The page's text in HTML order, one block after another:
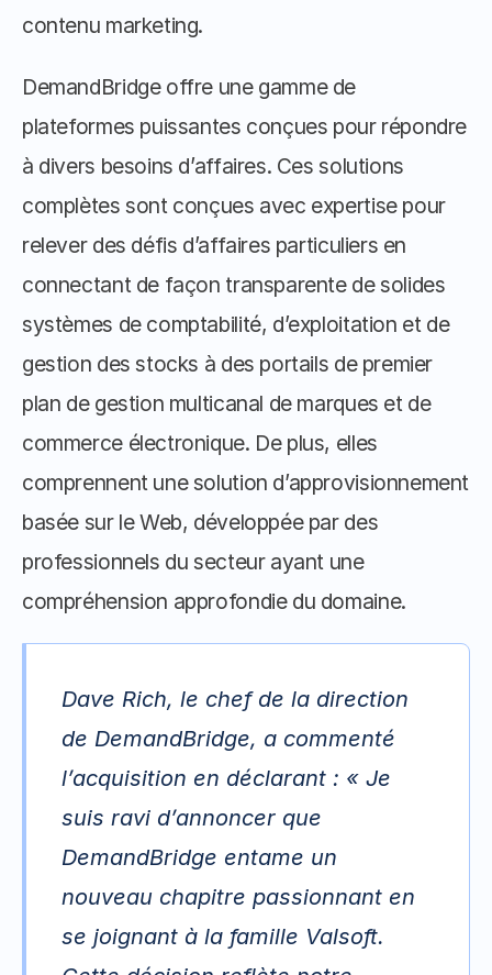
contenu marketing.
DemandBridge offre une gamme de
plateformes puissantes conçues pour répondre
à divers besoins d’affaires. Ces solutions
complètes sont conçues avec expertise pour
relever des défis d’affaires particuliers en
connectant de façon transparente de solides
systèmes de comptabilité, d’exploitation et de
gestion des stocks à des portails de premier
plan de gestion multicanal de marques et de
commerce électronique. De plus, elles
comprennent une solution d’approvisionnement
basée sur le Web, développée par des
professionnels du secteur ayant une
compréhension approfondie du domaine.
Dave Rich, le chef de la direction
de DemandBridge, a commenté
l’acquisition en déclarant : « Je
suis ravi d’annoncer que
DemandBridge entame un
nouveau chapitre passionnant en
se joignant à la famille Valsoft.